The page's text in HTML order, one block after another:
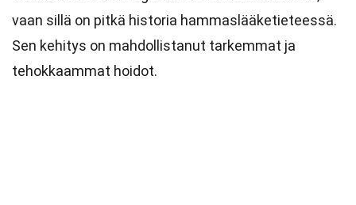
vaan sillä on pitkä historia hammaslääketieteessä.
Sen kehitys on mahdollistanut tarkemmat ja
tehokkaammat hoidot.